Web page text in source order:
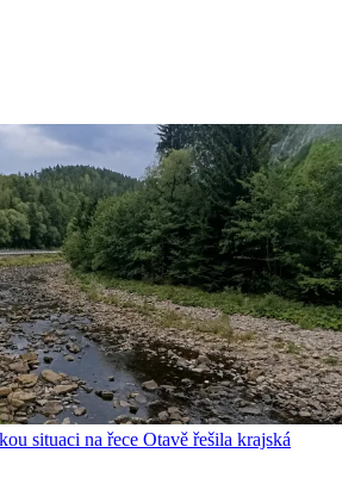
situaci na řece Otavě řešila krajská